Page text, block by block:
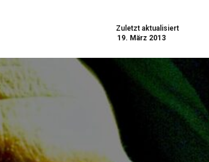
Zuletzt aktualisiert
19. März 2013